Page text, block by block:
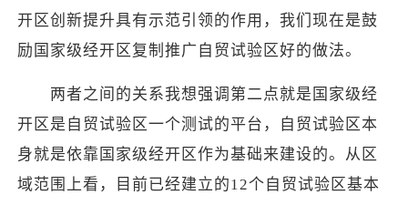
开区创新提升具有示范引领的作用，我们现在是鼓
励国家级经开区复制推广自贸试验区好的做法。
两者之间的关系我想强调第二点就是国家级经
开区是自贸试验区一个测试的平台，自贸试验区本
身就是依靠国家级经开区作为基础来建设的。从区
域范围上看，目前已经建立的12个自贸试验区基本